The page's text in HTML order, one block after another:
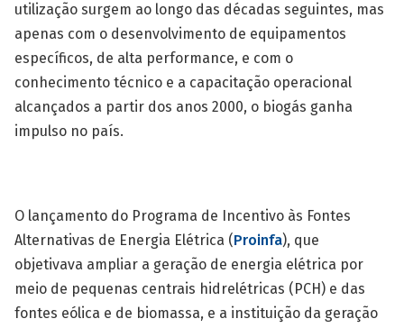
utilização surgem ao longo das décadas seguintes, mas
apenas com o desenvolvimento de equipamentos
específicos, de alta performance, e com o
conhecimento técnico e a capacitação operacional
alcançados a partir dos anos 2000, o biogás ganha
impulso no país.
O lançamento do Programa de Incentivo às Fontes
Alternativas de Energia Elétrica (Proinfa), que
objetivava ampliar a geração de energia elétrica por
meio de pequenas centrais hidrelétricas (PCH) e das
fontes eólica e de biomassa, e a instituição da geração